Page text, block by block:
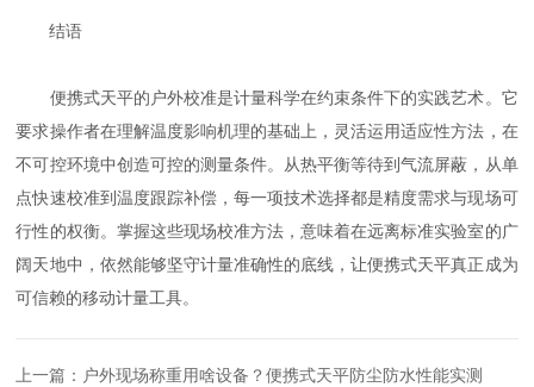
结语
便携式天平的户外校准是计量科学在约束条件下的实践艺术。它
要求操作者在理解温度影响机理的基础上，灵活运用适应性方法，在
不可控环境中创造可控的测量条件。从热平衡等待到气流屏蔽，从单
点快速校准到温度跟踪补偿，每一项技术选择都是精度需求与现场可
行性的权衡。掌握这些现场校准方法，意味着在远离标准实验室的广
阔天地中，依然能够坚守计量准确性的底线，让便携式天平真正成为
可信赖的移动计量工具。
上一篇： 户外现场称重用啥设备？便携式天平防尘防水性能实测